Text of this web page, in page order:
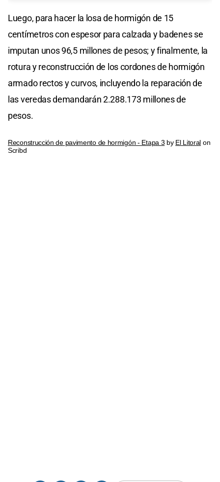
Luego, para hacer la losa de hormigón de 15
centímetros con espesor para calzada y badenes se
imputan unos 96,5 millones de pesos; y finalmente, la
rotura y reconstrucción de los cordones de hormigón
armado rectos y curvos, incluyendo la reparación de
las veredas demandarán 2.288.173 millones de
pesos.
Reconstrucción de pavimento de hormigón - Etapa 3 by El Litoral on
Scribd